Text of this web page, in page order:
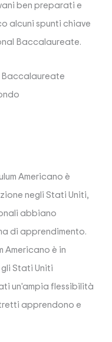
ben preparati e
alcuni spunti chiave
Baccalaureate.
Baccalaureate
Americano è
negli Stati Uniti,
abbiano
di apprendimento.
Americano è in
Stati Uniti
un'ampia flessibilità
apprendono e